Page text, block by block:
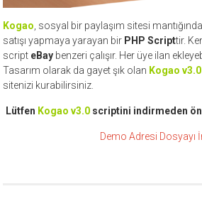
Kogao, sosyal bir paylaşım sitesi
satışı yapmaya yarayan bir PHP Scripttir.
script eBay benzeri çalışır. Her üye ilan
Tasarım olarak da gayet şık olan Kogao v3.0
sitenizi kurabilirsiniz.
Lütfen Kogao v3.0 scriptini indirmeden
Demo Adresi Dosyayı